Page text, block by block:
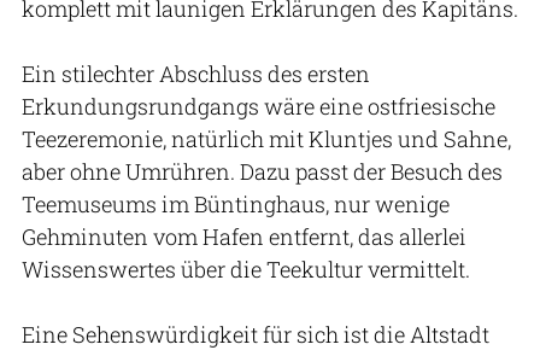
komplett mit launigen Erklärungen des Kapitäns.
Ein stilechter Abschluss des ersten
Erkundungsrundgangs wäre eine ostfriesische
Teezeremonie, natürlich mit Kluntjes und Sahne,
aber ohne Umrühren. Dazu passt der Besuch des
Teemuseums im Büntinghaus, nur wenige
Gehminuten vom Hafen entfernt, das allerlei
Wissenswertes über die Teekultur vermittelt.
Eine Sehenswürdigkeit für sich ist die Altstadt